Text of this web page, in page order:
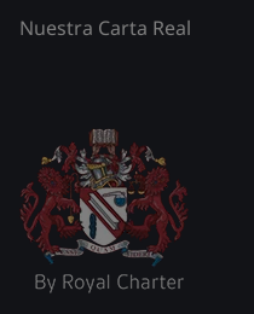
Nuestra Carta Real